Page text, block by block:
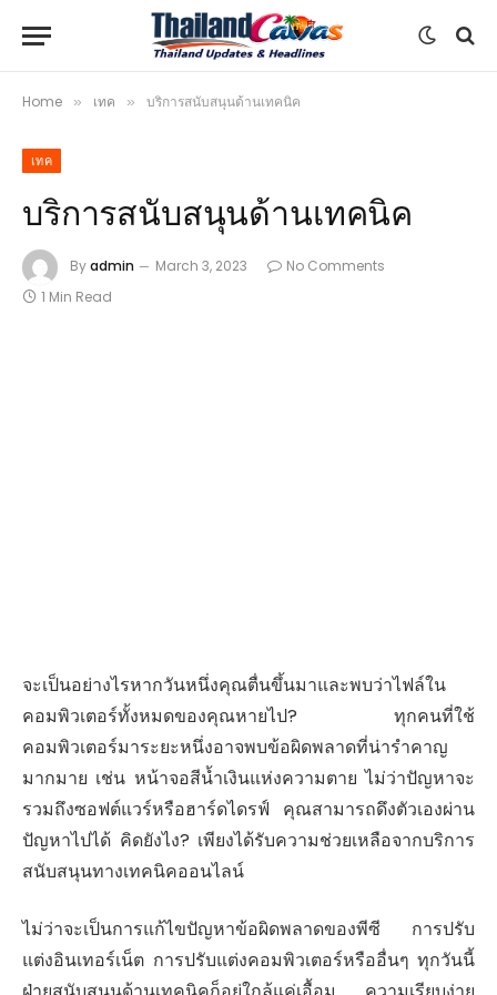
Home » เทค » บริการสนับสนุนด้านเทคนิค
เทค
บริการสนับสนุนด้านเทคนิค
Byadmin March 3, 2023
No Comments
1 Min Read
จะเป็นอย่างไรหากวันหนึ่งคุณตื่นขึ้นมาและพบว่าไฟล์ใน
คอมพิวเตอร์ทั้งหมดของคุณหายไป? ทุกคนที่ใช้
คอมพิวเตอร์มาระยะหนึ่งอาจพบข้อผิดพลาดที่น่ารำคาญ
มากมาย เช่น หน้าจอสีน้ำเงินแห่งความตาย ไม่ว่าปัญหาจะ
รวมถึงซอฟต์แวร์หรือฮาร์ดไดรฟ์ คุณสามารถดึงตัวเองผ่าน
ปัญหาไปได้ คิดยังไง? เพียงได้รับความช่วยเหลือจากบริการ
สนับสนุนทางเทคนิคออนไลน์
ไม่ว่าจะเป็นการแก้ไขปัญหาข้อผิดพลาดของพีซี การปรับ
แต่งอินเทอร์เน็ต การปรับแต่งคอมพิวเตอร์หรืออื่นๆ ทุกวันนี้